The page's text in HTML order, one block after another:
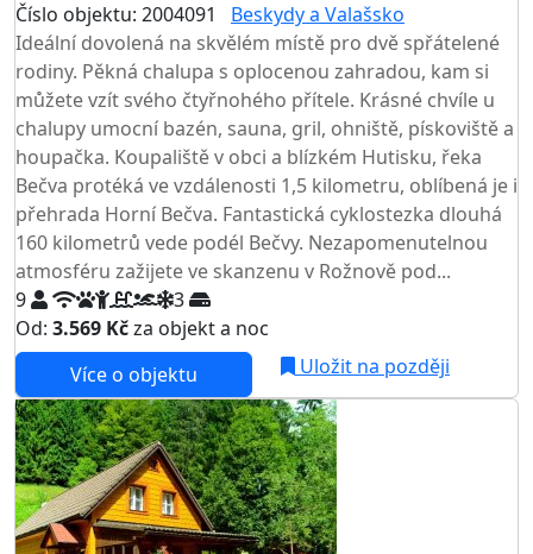
Číslo objektu: 2004091
Beskydy a Valašsko
Ideální dovolená na skvělém místě pro dvě spřátelené
rodiny. Pěkná chalupa s oplocenou zahradou, kam si
můžete vzít svého čtyřnohého přítele. Krásné chvíle u
chalupy umocní bazén, sauna, gril, ohniště, pískoviště a
houpačka. Koupaliště v obci a blízkém Hutisku, řeka
Bečva protéká ve vzdálenosti 1,5 kilometru, oblíbená je i
přehrada Horní Bečva. Fantastická cyklostezka dlouhá
160 kilometrů vede podél Bečvy. Nezapomenutelnou
atmosféru zažijete ve skanzenu v Rožnově pod...
9
3
Od: 3.569 Kčza objekt a noc
Více o objektu
Uložit na později